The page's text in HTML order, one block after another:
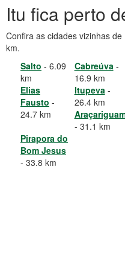
Itu fica perto
Confira as cidades vizinhas
km.
Salto - 6.09
km
Cabreúva-
16.9 km
Elias
Fausto -
24.7 km
Itupeva-
26.4 km
- 31.1 km
Pirapora do
Bom Jesus
- 33.8 km